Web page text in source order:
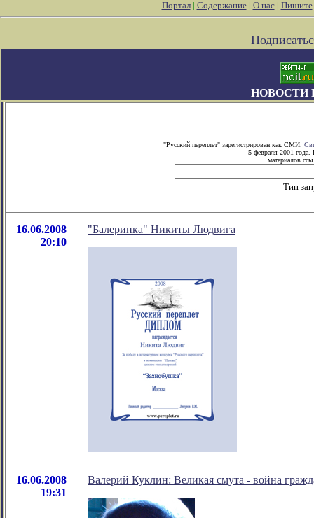
Портал| Содержание| О нас| Пишите
НОВОСТИ
"Русский переплет" зарегистрирован как СМИ.
5 февраля 2001 года.
материалов
Тип
16.06.2008
20:10
"Балеринка" Никиты Людвига
16.06.2008
19:31
Валерий Куклин: Великая смута - война